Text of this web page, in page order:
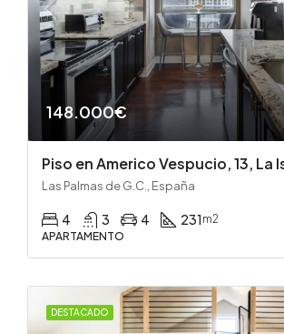
148.000€
Piso en Americo Vespucio, 13, La
Las Palmas de G.C., España
4 3 4 231 m2
APARTAMENTO
DESTACADO